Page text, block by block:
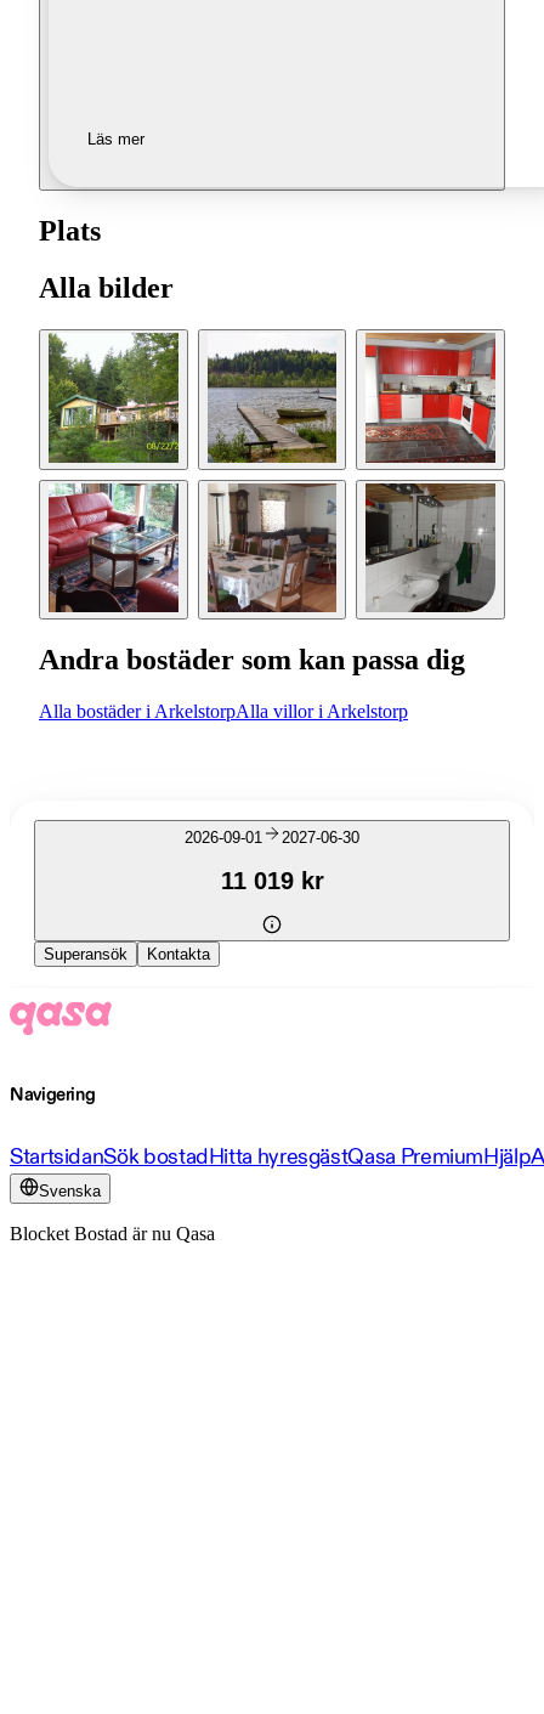
Läs mer
Plats
Alla bilder
Andra bostäder som kan passa dig
Alla bostäder i ArkelstorpAlla villor i Arkelstorp
2026-09-01 2027-06-30
11 019 kr
Superansök Kontakta
Navigering
StartsidanSök bostadHitta hyresgästQasa PremiumHjälp
Svenska
Blocket Bostad är nu Qasa